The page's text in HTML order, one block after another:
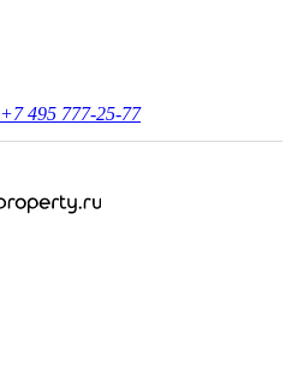
+7 495 777-25-77